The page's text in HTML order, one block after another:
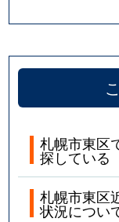
札幌市東区
探している
札幌市東区
状況につい